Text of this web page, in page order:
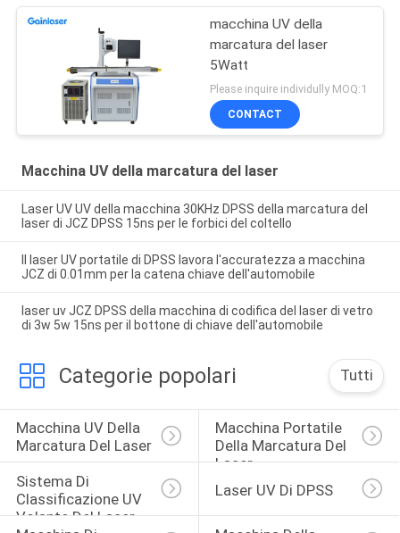
macchina UV della
marcatura del laser
5Watt
Please inquire individully MOQ:1
CONTACT
Macchina UV della marcatura del laser
Laser UV UV della macchina 30KHz DPSS della marcatura del
laser di JCZ DPSS 15ns per le forbici del coltello
Il laser UV portatile di DPSS lavora l'accuratezza a macchina
JCZ di 0.01mm per la catena chiave dell'automobile
laser uv JCZ DPSS della macchina di codifica del laser di vetro
di 3w 5w 15ns per il bottone di chiave dell'automobile
Categorie popolari Tutti
Macchina UV Della
Marcatura Del Laser
Macchina Portatile
Della Marcatura Del
Laser
Sistema Di
Classificazione UV
Volante Del Laser
Laser UV Di DPSS